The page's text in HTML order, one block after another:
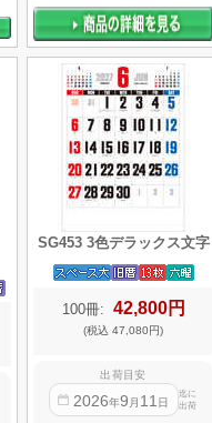
SG453 3色デラックス文字
100冊: 42,800円
(税込 47,080円)
出荷目安
2026年9 月 11 日
迄に
出荷